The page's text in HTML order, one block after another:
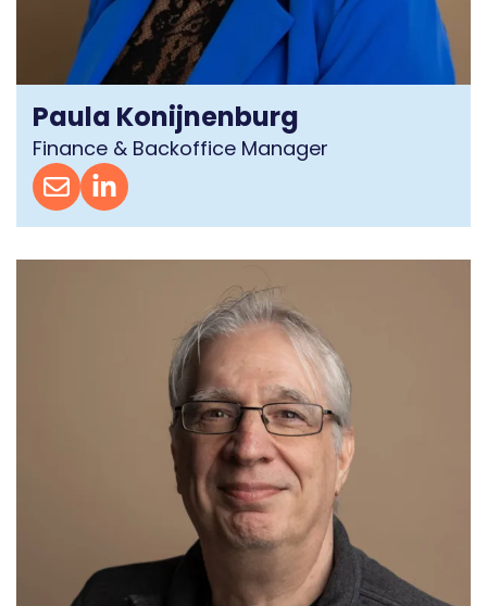
Paula Konijnenburg
Finance & Backoffice Manager